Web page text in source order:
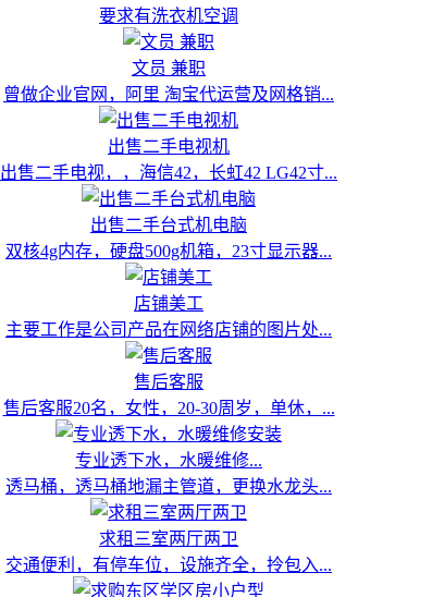
要求有洗衣机空调
文员 兼职
曾做企业官网，阿里 淘宝代运营及网格销...
出售二手电视机
出售二手电视，，海信42，长虹42 LG42寸...
出售二手台式机电脑
双核4g内存，硬盘500g机箱，23寸显示器...
店铺美工
主要工作是公司产品在网络店铺的图片处...
售后客服
售后客服20名，女性，20-30周岁，单休，...
专业透下水，水暖维修...
透马桶，透马桶地漏主管道，更换水龙头...
求租三室两厅两卫
交通便利，有停车位，设施齐全，拎包入...